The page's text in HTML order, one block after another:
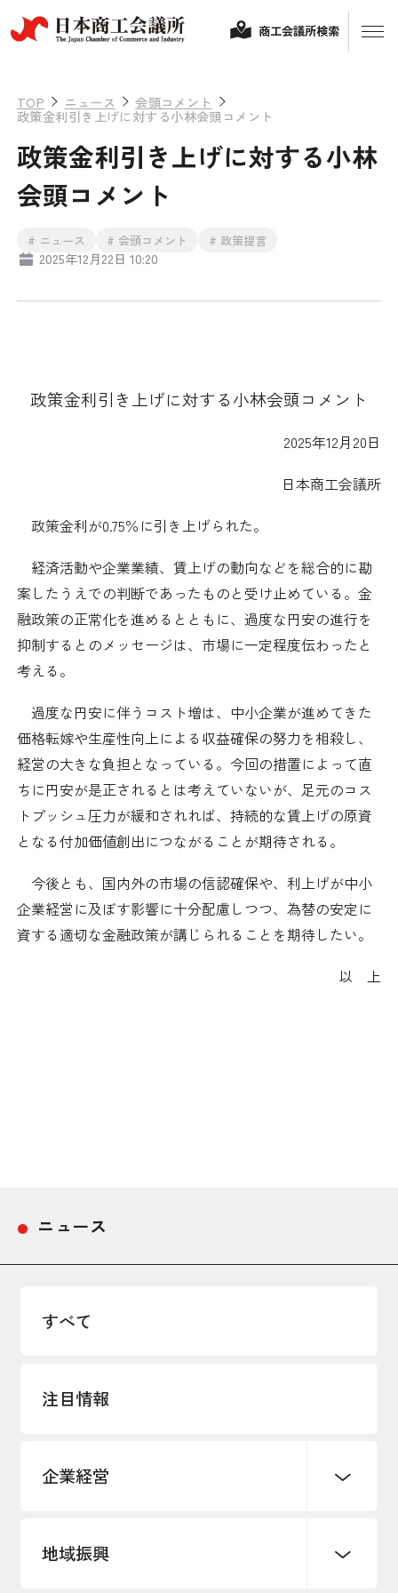
経営相談
海外ビジネス・貿易証明
情報提供・広報
その他サービス
政策提言
日本商工会議所とは
日商のあゆみ
委員会・専門委員会
日商創立100周年宣言
情報公開
採用情報
アクセス
所信
商工会議所検索
TOP ニュース 会頭コメント
政策金利引き上げに対する小林会頭コメント
政策金利引き上げに対する小林
会頭コメント
# ニュース # 会頭コメント # 政策提言
2025年12月22日 10:20
政策金利引き上げに対する小林会頭コメント
2025年12月 20日
日本商工会議所
政策金利が0.75％に引き上げられた。
経済活動や企業業績、賃上げの動向などを総合的に勘
案したうえでの判断であったものと受け止めている。金
融政策の正常化を進めるとともに、過度な円安の進行を
抑制するとのメッセージは、市場に一定程度伝わったと
考える。
過度な円安に伴うコスト増は、中小企業が進めてきた
価格転嫁や生産性向上による収益確保の努力を相殺し、
経営の大きな負担となっている。今回の措置によって直
ちに円安が是正されるとは考えていないが、足元のコス
トプッシュ圧力が緩和されれば、持続的な賃上げの原資
となる付加価値創出につながることが期待される。
今後とも、国内外の市場の信認確保や、利上げが中小
企業経営に及ぼす影響に十分配慮しつつ、為替の安定に
資する適切な金融政策が講じられることを期待したい。
以 上
ニュース
すべて
注目情報
企業経営
創業
地域振興